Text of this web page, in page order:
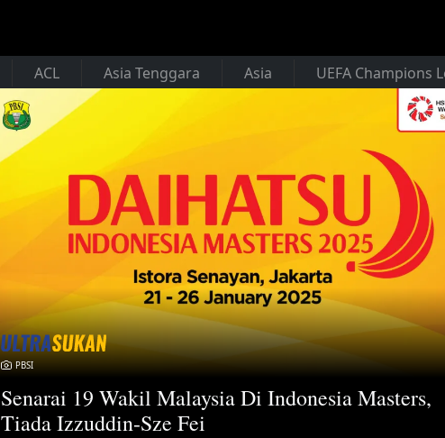
ACL Asia Tenggara Asia UEFA Champions
PBSI
Senarai 19 Wakil Malaysia Di Indonesia Masters,
Tiada Izzuddin-Sze Fei